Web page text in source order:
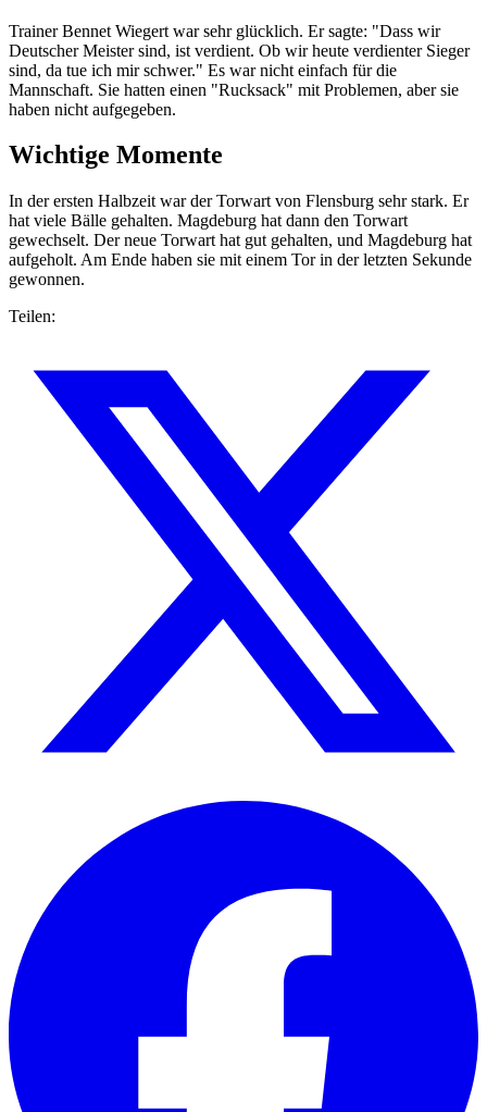
Trainer Bennet Wiegert war sehr glücklich. Er sagte: "Dass wir
Deutscher Meister sind, ist verdient. Ob wir heute verdienter Sieger
sind, da tue ich mir schwer." Es war nicht einfach für die
Mannschaft. Sie hatten einen "Rucksack" mit Problemen, aber sie
haben nicht aufgegeben.
Wichtige Momente
In der ersten Halbzeit war der Torwart von Flensburg sehr stark. Er
hat viele Bälle gehalten. Magdeburg hat dann den Torwart
gewechselt. Der neue Torwart hat gut gehalten, und Magdeburg hat
aufgeholt. Am Ende haben sie mit einem Tor in der letzten Sekunde
gewonnen.
Teilen: